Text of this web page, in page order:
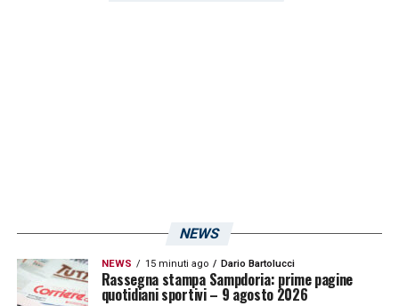
NEWS
NEWS 15 minuti ago Dario Bartolucci
Rassegna stampa Sampdoria: prime pagine
quotidiani sportivi – 9 agosto 2026